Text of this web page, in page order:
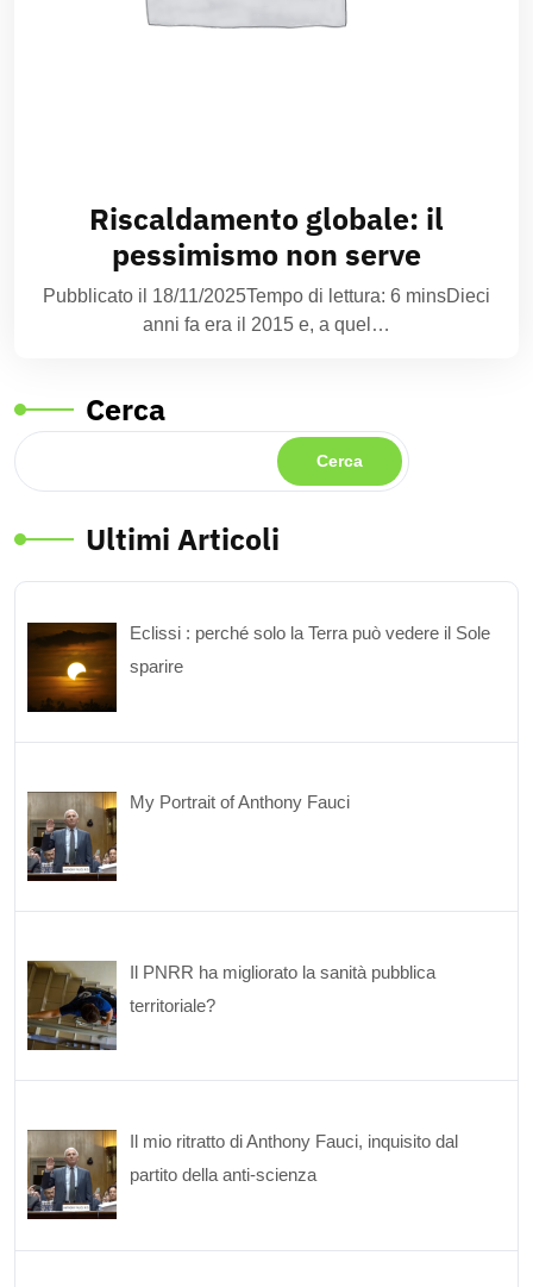
Riscaldamento globale: il
pessimismo non serve
Pubblicato il 18/11/2025Tempo di lettura: 6 minsDieci
anni fa era il 2015 e, a quel…
Cerca
Cerca
Ultimi Articoli
Eclissi : perché solo la Terra può vedere il Sole
sparire
My Portrait of Anthony Fauci
Il PNRR ha migliorato la sanità pubblica
territoriale?
Il mio ritratto di Anthony Fauci, inquisito dal
partito della anti-scienza